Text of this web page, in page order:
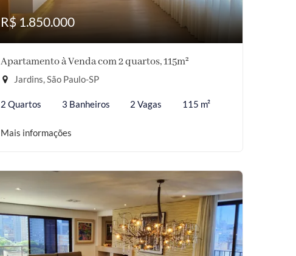
R$ 1.850.000
Apartamento à Venda com 2 quartos, 115m²
Jardins, São Paulo-SP
2 Quartos 3 Banheiros 2 Vagas 115 m²
Mais informações